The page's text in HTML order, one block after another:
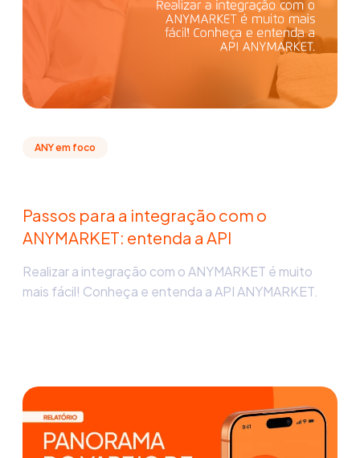
ANY em foco
Passos para a integração com o
ANYMARKET: entenda a API
Realizar a integração com o ANYMARKET é muito
mais fácil! Conheça e entenda a API ANYMARKET.